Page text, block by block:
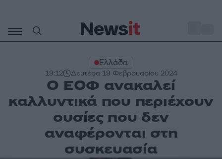
περιεχόμενο
Ελλάδα
19:12 Δευτέρα 19 Φεβρουαρίου 2024
Ο ΕΟΦ ανακαλεί
καλλυντικά που περιέχουν
ουσίες που δεν
αναφέρονται στη
συσκευασία